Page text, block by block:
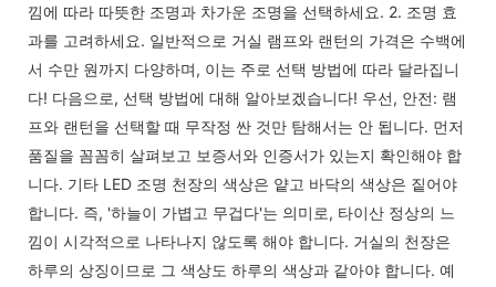
낌에 따라 따뜻한 조명과 차가운 조명을 선택하세요. 2. 조명 효
과를 고려하세요. 일반적으로 거실 램프와 랜턴의 가격은 수백에
서 수만 원까지 다양하며, 이는 주로 선택 방법에 따라 달라집니
다! 다음으로, 선택 방법에 대해 알아보겠습니다! 우선, 안전: 램
프와 랜턴을 선택할 때 무작정 싼 것만 탐해서는 안 됩니다. 먼저
품질을 꼼꼼히 살펴보고 보증서와 인증서가 있는지 확인해야 합
니다. 기타 LED 조명 천장의 색상은 얕고 바닥의 색상은 짙어야
합니다. 즉, '하늘이 가볍고 무겁다'는 의미로, 타이산 정상의 느
낌이 시각적으로 나타나지 않도록 해야 합니다. 거실의 천장은
하루의 상징이므로 그 색상도 하루의 색상과 같아야 합니다. 예